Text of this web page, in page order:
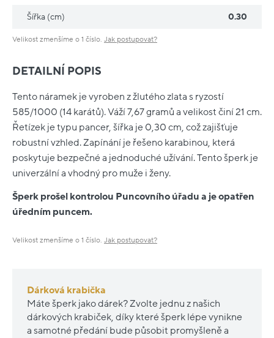
DETAILNÍ POPIS
Tento náramek je vyroben z žlutého zlata s ryzostí
585/1000 (14 karátů). Váží 7,67 gramů a velikost činí 21 cm.
Řetízek je typu pancer, šířka je 0,30 cm, což zajišťuje
robustní vzhled. Zapínání je řešeno karabinou, která
poskytuje bezpečné a jednoduché užívání. Tento šperk je
univerzální a vhodný pro muže i ženy.
Šperk prošel kontrolou Puncovního úřadu a je opatřen
úředním puncem.
Velikost zmenšíme o 1 číslo. Jak postupovat?
Dárková krabička
Máte šperk jako dárek? Zvolte jednu z našich
dárkových krabiček, díky které šperk lépe vynikne
a samotné předání bude působit promyšleně a
Šířka (cm) 0.30
Velikost zmenšíme o 1 číslo. Jak postupovat?